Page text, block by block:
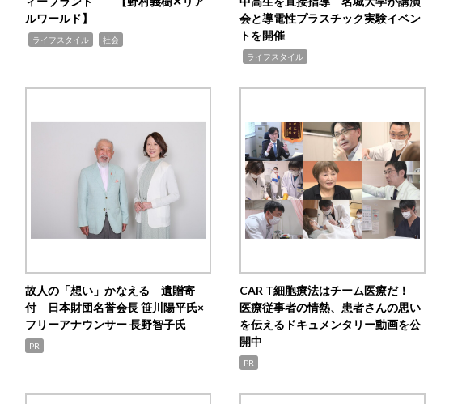
ルワールド】
ライフスタイル 社会
会と導電性プラスチック実験イベン
トを開催
ライフスタイル
故人の「想い」かなえる 遺贈寄
付 日本財団名誉会長 笹川陽平氏×
フリーアナウンサー 長野智子氏
PR
CAR T細胞療法はチーム医療だ！
医療従事者の情熱、患者さんの思い
を伝えるドキュメンタリー動画を公
開中
PR